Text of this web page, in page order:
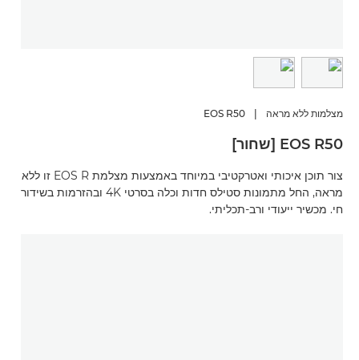
מצלמות ללא מראה EOS R50
EOS R50 [שחור]
צור תוכן איכותי ואטרקטיבי במיוחד באמצעות מצלמת EOS R זו ללא
מראה, החל מתמונות סטילס חדות וכלה בסרטי 4K ובהזרמות בשידור
חי. מכשיר ייעודי ורב-תכליתי.